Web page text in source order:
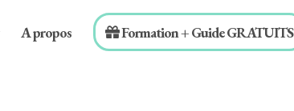
A propos Formation + Guide GRATUITS